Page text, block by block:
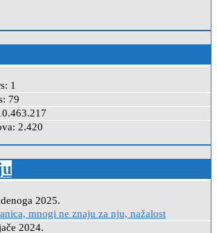
1
79
2.420
2025.
mnogi ne znaju za nju, nažalost
2024.